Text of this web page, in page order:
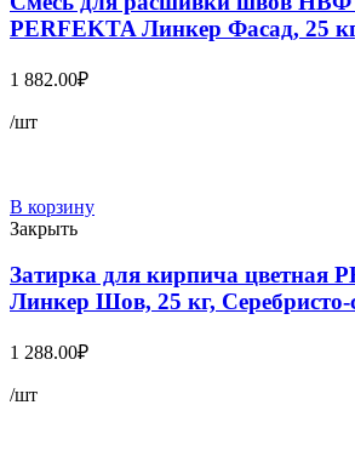
PERFEKTA Линкер Фасад, 25
1 882.00₽
/шт
В корзину
Закрыть
Затирка для кирпича цветная
Линкер Шов, 25 кг,
1 288.00₽
/шт